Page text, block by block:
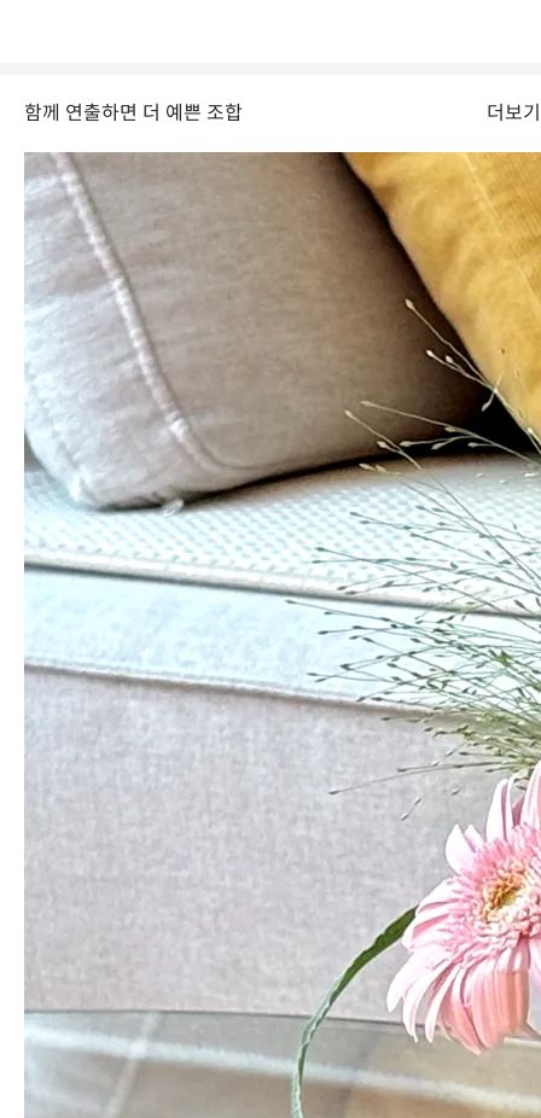
✔️ 거베라 품종별3종 이상 구성됩니다.
스크래치 및 꽃잎 탈락 등의 사유로 환불이 어려운
손질없이 간편하게
잎사귀가 없어 별도 손질작업 없이 그대로 화병에 꽂아 연출할 수 있어
요. 쉬운 난이도에 예쁨은 두배라 초보자분들에게 만족도가 높은 꽃입
함께 연출하면 더 예쁜 조합 더보기